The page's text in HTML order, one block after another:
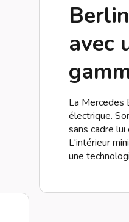
avec
La Mercedes
électrique.
sans cadre
L'intérieur
une